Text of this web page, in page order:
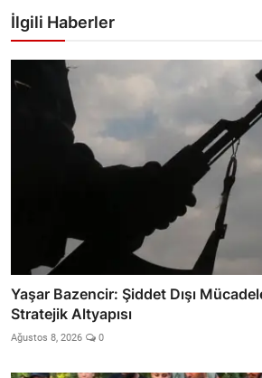
İlgili Haberler
Yaşar Bazencir: Şiddet Dışı
Stratejik Altyapısı
Ağustos 8, 2026 0